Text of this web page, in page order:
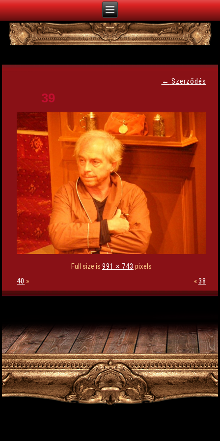
← Szerződés
39
Full size is 991 × 743 pixels
40 » «38